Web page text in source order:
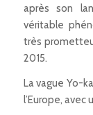
après son
véritable
très
2015.
La vague Yo-
l’Europe,